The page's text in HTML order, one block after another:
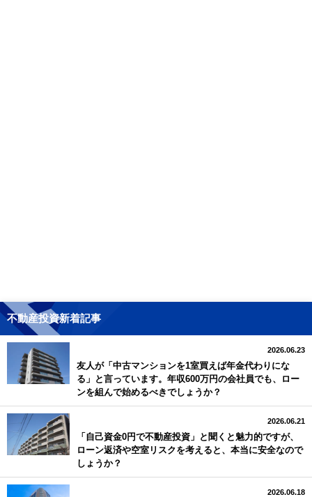
不動産投資新着記事
2026.06.23
友人が「中古マンションを1室買えば年金代わりにな
る」と言っています。年収600万円の会社員でも、ロー
ンを組んで始めるべきでしょうか？
2026.06.21
「自己資金0円で不動産投資」と聞くと魅力的ですが、
ローン返済や空室リスクを考えると、本当に安全なので
しょうか？
2026.06.18